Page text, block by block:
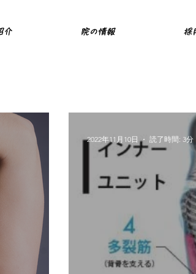
介 院の情報 採
2022年11月10日 読了時間: 3分